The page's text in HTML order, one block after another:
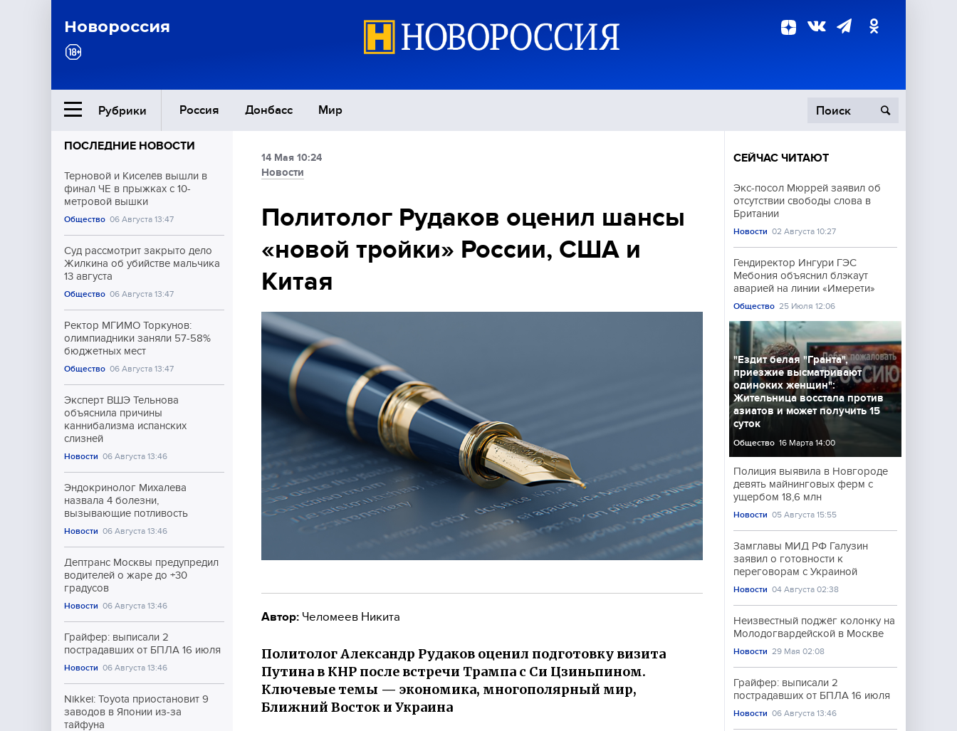
Новороссия
Рубрики Россия Донбасс Мир
Ближний Восток
Общество
Экономика
Происшествия
Культура
Спорт
ПОСЛЕДНИЕ НОВОСТИ
Терновой и Киселёв вышли в
финал ЧЕ в прыжках с 10-
метровой вышки
Общество 06 Августа 13:47
Суд рассмотрит закрыто дело
Жилкина об убийстве мальчика
13 августа
Общество 06 Августа 13:47
Ректор МГИМО Торкунов:
олимпиадники заняли 57-58%
бюджетных мест
Общество 06 Августа 13:47
Эксперт ВШЭ Тельнова
объяснила причины
каннибализма испанских
слизней
Новости 06 Августа 13:46
Эндокринолог Михалева
назвала 4 болезни,
вызывающие потливость
Новости 06 Августа 13:46
Дептранс Москвы предупредил
водителей о жаре до +30
градусов
Новости 06 Августа 13:46
Грайфер: выписали 2
пострадавших от БПЛА 16 июля
Новости 06 Августа 13:46
Nikkei: Toyota приостановит 9
заводов в Японии из-за
тайфуна
14 Мая 10:24
Новости
Политолог Рудаков оценил шансы
«новой тройки» России, США и
Китая
Автор: Челомеев Никита
Политолог Александр Рудаков оценил подготовку визита
Путина в КНР после встречи Трампа с Си Цзиньпином.
Ключевые темы — экономика, многополярный мир,
Ближний Восток и Украина
СЕЙЧАС ЧИТАЮТ
Экс-посол Мюррей заявил об
отсутствии свободы слова в
Британии
Новости 02 Августа 10:27
Гендиректор Ингури ГЭС
Мебония объяснил блэкаут
аварией на линии «Имерети»
Общество 25 Июля 12:06
"Ездит белая "Гранта",
приезжие высматривают
одиноких женщин":
Жительница восстала против
азиатов и может получить 15
суток
Общество 16 Марта 14:00
Полиция выявила в Новгороде
девять майнинговых ферм с
ущербом 18,6 млн
Новости 05 Августа 15:55
Замглавы МИД РФ Галузин
заявил о готовности к
переговорам с Украиной
Новости 04 Августа 02:38
Неизвестный поджёг колонку на
Молодогвардейской в Москве
Новости 29 Мая 02:08
Грайфер: выписали 2
пострадавших от БПЛА 16 июля
Новости 06 Августа 13:46